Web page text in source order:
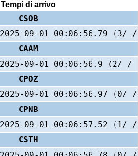
Tempi di arrivo
CSOB
2025-09-01 00:06:56.79 (3/
CAAM
2025-09-01 00:06:56.9 (2/ /
CPOZ
2025-09-01 00:06:56.97 (0/
CPNB
2025-09-01 00:06:57.52 (1/
CSTH